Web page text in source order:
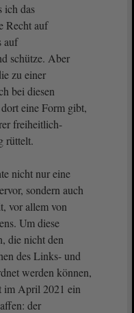
ich das
Recht auf
auf
schütze. Aber
zu einer
bei diesen
eine Form gibt,
freiheitlich-
rüttelt.
nicht nur eine
sondern auch
vor allem von
Um diese
die nicht den
des Links- und
werden können,
im April 2021 ein
der